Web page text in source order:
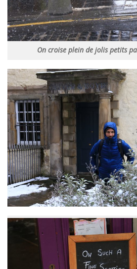
On croise plein de jolis petits